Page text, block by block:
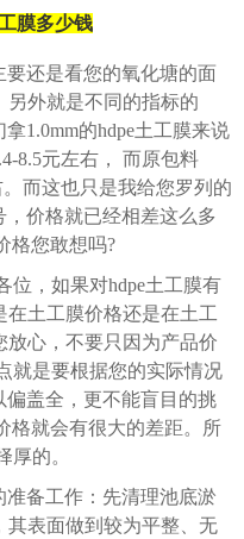
膜多少钱
还是看您的氧化塘的面
另外就是不同的指标的
1.0mm的hdpe土工膜来说
8.5元左右， 而原包料
而这也只是我给您罗列的
，价格就已经相差这么多
格您敢想吗?
，如果对hdpe土工膜有
土工膜价格还是在土工
放心，不要只因为产品价
就是要根据您的实际情况
偏盖全，更不能盲目的挑
格就会有很大的差距。所
厚的。
备工作：先清理池底淤
其表面做到较为平整、无